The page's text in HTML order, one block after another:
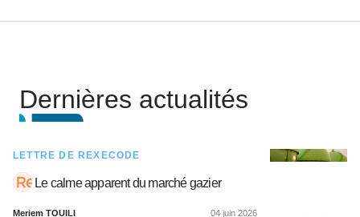
Dernières actualités
LETTRE DE REXECODE
Le calme apparent du marché gazier
Meriem TOUILI 04 juin 2026